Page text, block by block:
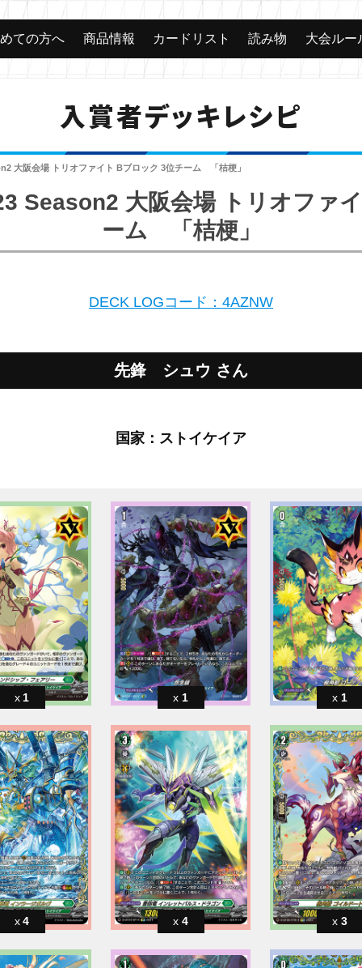
ての方へ 商品情報 カードリスト 読み物 大会ルー
入賞者デッキレシピ
大阪会場 トリオファイト Bブロック 3位チーム 「桔梗」
Season2 大阪会場 トリオファ
ーム 「桔梗」
DECK LOGコード：4AZNW
先鋒 シュウ さん
国家：ストイケイア
1 1 1
4 4 3